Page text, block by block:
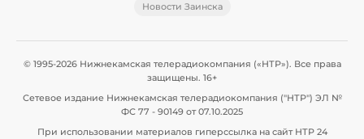
Новости Заинска
© 1995-2026 Нижнекамская телерадиокомпания («НТР»). Все права
защищены. 16+
Сетевое издание Нижнекамская телерадиокомпания ("НТР") ЭЛ №
ФС 77 - 90149 от 07.10.2025
При использовании материалов гиперссылка на сайт НТР 24